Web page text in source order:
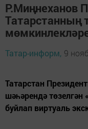
Р.Миңнеханов
Татарстанның
Татар-информ, 9
Татарстан
шәһәрендә төзелгән
буйлап виртуаль